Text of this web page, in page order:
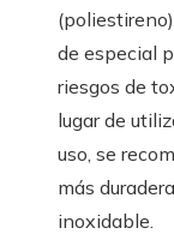
de especial
riesgos de
lugar de
uso, se
más
inoxidable.